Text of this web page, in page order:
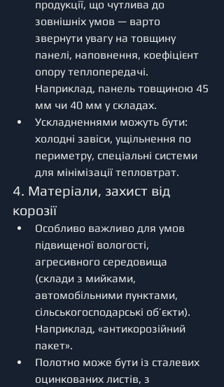
продукції, що чутлива до
зовнішніх умов — варто
звернути увагу на товщину
панелі, наповнення, коефіцієнт
опору теплопередачі.
Наприклад, панель товщиною 45
мм чи 40 мм у складах.
Ускладненнями можуть бути:
холодні завіси, ущільнення по
периметру, спеціальні системи
для мінімізації тепловтрат.
4. Матеріали, захист від
корозії
Особливо важливо для умов
підвищеної вологості,
агресивного середовища
(склади з мийками,
автомобільними пунктами,
сільськогосподарські об’єкти).
Наприклад, «антикорозійний
пакет».
Полотно може бути із сталевих
оцинкованих листів, з